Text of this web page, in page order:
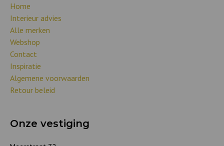
Home
Interieur advies
Alle merken
Webshop
Contact
Inspiratie
Algemene voorwaarden
Retour beleid
Onze vestiging